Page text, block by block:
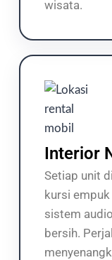
wisata.
Interior
Setiap unit
kursi
sistem
bersih.